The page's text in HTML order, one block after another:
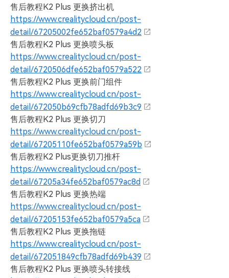
售后教程K2 Plus 更换挤出机
https://www.crealitycloud.cn/post-
detail/67205002fe652baf0579a4d2
售后教程K2 Plus 更换喷头板
https://www.crealitycloud.cn/post-
detail/6720506dfe652baf0579a522
售后教程K2 Plus 更换前门组件
https://www.crealitycloud.cn/post-
detail/672050b69cfb78adfd69b3c9
售后教程K2 Plus 更换切刀
https://www.crealitycloud.cn/post-
detail/67205110fe652baf0579a59b
售后教程K2 Plus更换切刀推杆
https://www.crealitycloud.cn/post-
detail/67205a34fe652baf0579ac8d
售后教程K2 Plus 更换热端
https://www.crealitycloud.cn/post-
detail/67205153fe652baf0579a5ca
售后教程K2 Plus 更换拖链
https://www.crealitycloud.cn/post-
detail/672051849cfb78adfd69b439
售后教程K2 Plus 更换喷头转接线